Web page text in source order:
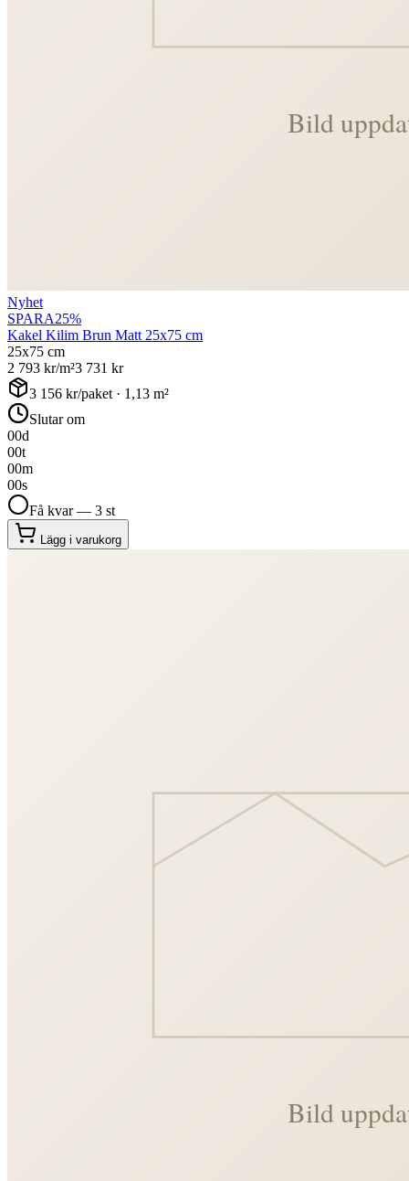
Nyhet
SPARA25%
Kakel Kilim Brun Matt 25x75 cm
25x75 cm
2 793 kr/m²3 731 kr
3 156 kr/paket · 1,13 m²
Slutar om
00d
00t
00m
00s
Få kvar — 3 st
Lägg i varukorg